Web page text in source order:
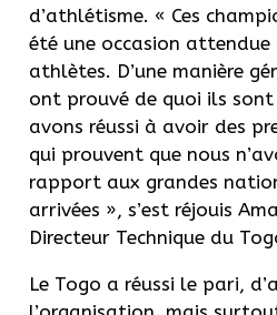
d’athlétisme. « Ces
été une occasion attendue
athlètes. D’une manière
ont prouvé de quoi ils
avons réussi à avoir des
qui prouvent que nous
rapport aux grandes
arrivées », s’est réjouis
Directeur Technique du
Le Togo a réussi le pari,